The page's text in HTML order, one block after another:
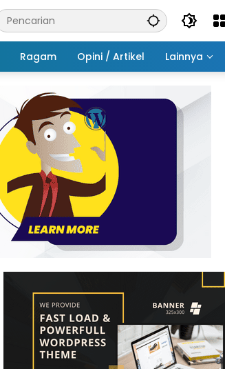
Ragam Opini / Artikel Lainnya